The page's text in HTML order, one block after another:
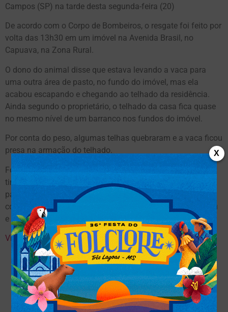
Campos (SP) na tarde desta segunda-feira (20)
De acordo com o Corpo de Bombeiros, o resgate foi feito por
volta das 13h30 em um imóvel na Avenida Brasil, no
Capuava, na Zona Rural.
O dono do animal disse que estava levando a vaca para
uma outra área de pasto, no fundo do imóvel, mas ela
acabou escapando e chegando ao telhado da residência.
Ainda segundo o proprietário, o telhado da casa fica quase
no mesmo nível de um barranco nos fundos do imóvel.
Por conta do peso, algumas telhas quebraram e a vaca ficou
presa na armação do telhado.
Foram necessárias três equipes de resgate para conseguir
tirar o animal de lá. Os bombeiros usaram tábuas e cordas
para conduzir a vaca para o outro lado do telhado, onde
conseguiram colocar o animal no chão. A vaca não se feriu
e foi devolvida para o dono.
Video: resgate da vaca
X